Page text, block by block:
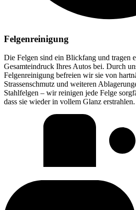
Felgenreinigung
Die Felgen sind ein Blickfang und tragen
Gesamteindruck Ihres Autos bei. Durch
Felgenreinigung befreien wir sie von
Strassenschmutz und weiteren
Stahlfelgen – wir reinigen jede Felge
dass sie wieder in vollem Glanz erstrahlen.